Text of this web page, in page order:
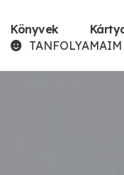
Könyvek
TANFOLYAMAIM